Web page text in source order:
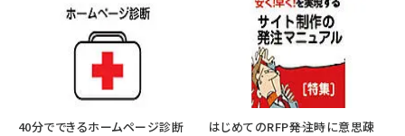
40分でできるホームページ診断
はじめてのRFP――発注時に意思疎